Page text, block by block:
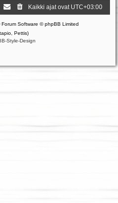
Kaikki ajat ovat UTC+03:00
Forum Software © phpBB Limited
Pettis)
Style-Design